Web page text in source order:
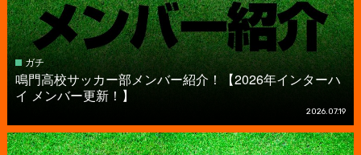
ガチ
鳴門高校サッカー部メンバー紹介！【2026年インターハ
イ メンバー更新！】
2026.07.19